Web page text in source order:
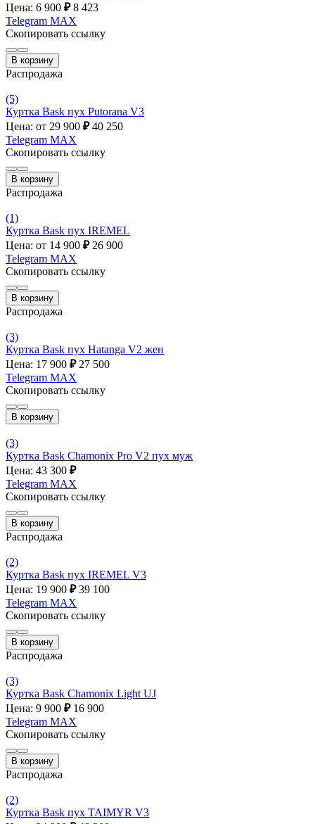
Цена: 6 900 ₽ 8 423
Telegram MAX
Скопировать ссылку
В корзину
Распродажа
(5)
Куртка Bask пух Putorana V3
Цена: от 29 900 ₽ 40 250
Telegram MAX
Скопировать ссылку
В корзину
Распродажа
(1)
Куртка Bask пух IREMEL
Цена: от 14 900 ₽ 26 900
Telegram MAX
Скопировать ссылку
В корзину
Распродажа
(3)
Куртка Bask пух Hatanga V2 жен
Цена: 17 900 ₽ 27 500
Telegram MAX
Скопировать ссылку
В корзину
(3)
Куртка Bask Chamonix Pro V2 пух муж
Цена: 43 300 ₽
Telegram MAX
Скопировать ссылку
В корзину
Распродажа
(2)
Куртка Bask пух IREMEL V3
Цена: 19 900 ₽ 39 100
Telegram MAX
Скопировать ссылку
В корзину
Распродажа
(3)
Куртка Bask Chamonix Light UJ
Цена: 9 900 ₽ 16 900
Telegram MAX
Скопировать ссылку
В корзину
Распродажа
(2)
Куртка Bask пух TAIMYR V3